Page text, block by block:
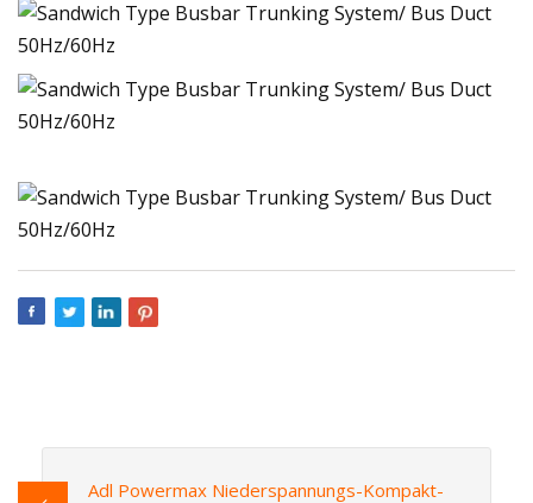
Adl Powermax Niederspannungs-Kompakt-